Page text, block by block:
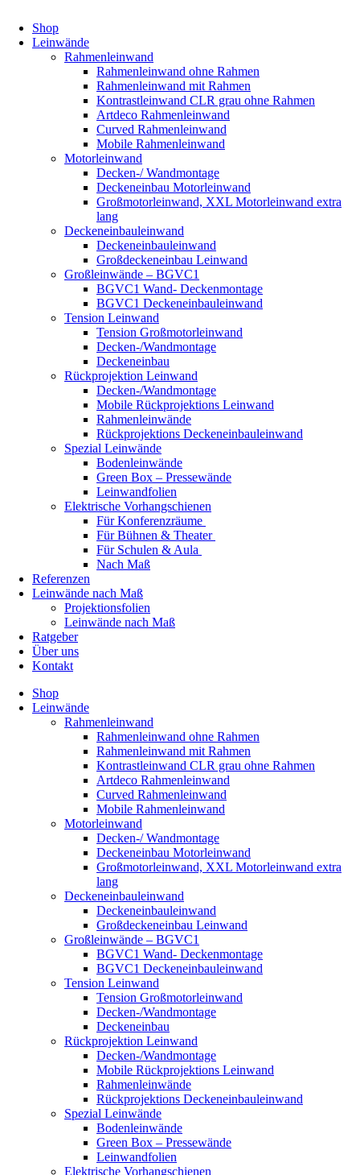
Shop
Leinwände
Rahmenleinwand
Rahmenleinwand ohne Rahmen
Rahmenleinwand mit Rahmen
Kontrastleinwand CLR grau ohne Rahmen
Artdeco Rahmenleinwand
Curved Rahmenleinwand
Mobile Rahmenleinwand
Motorleinwand
Decken-/ Wandmontage
Deckeneinbau Motorleinwand
Großmotorleinwand, XXL Motorleinwand extra
lang
Deckeneinbauleinwand
Deckeneinbauleinwand
Großdeckeneinbau Leinwand
Großleinwände – BGVC1
BGVC1 Wand- Deckenmontage
BGVC1 Deckeneinbauleinwand
Tension Leinwand
Tension Großmotorleinwand
Decken-/Wandmontage
Deckeneinbau
Rückprojektion Leinwand
Decken-/Wandmontage
Mobile Rückprojektions Leinwand
Rahmenleinwände
Rückprojektions Deckeneinbauleinwand
Spezial Leinwände
Bodenleinwände
Green Box – Pressewände
Leinwandfolien
Elektrische Vorhangschienen
Für Konferenzräume
Für Bühnen & Theater
Für Schulen & Aula
Nach Maß
Referenzen
Leinwände nach Maß
Projektionsfolien
Leinwände nach Maß
Ratgeber
Über uns
Kontakt
Shop
Leinwände
Rahmenleinwand
Rahmenleinwand ohne Rahmen
Rahmenleinwand mit Rahmen
Kontrastleinwand CLR grau ohne Rahmen
Artdeco Rahmenleinwand
Curved Rahmenleinwand
Mobile Rahmenleinwand
Motorleinwand
Decken-/ Wandmontage
Deckeneinbau Motorleinwand
Großmotorleinwand, XXL Motorleinwand extra
lang
Deckeneinbauleinwand
Deckeneinbauleinwand
Großdeckeneinbau Leinwand
Großleinwände – BGVC1
BGVC1 Wand- Deckenmontage
BGVC1 Deckeneinbauleinwand
Tension Leinwand
Tension Großmotorleinwand
Decken-/Wandmontage
Deckeneinbau
Rückprojektion Leinwand
Decken-/Wandmontage
Mobile Rückprojektions Leinwand
Rahmenleinwände
Rückprojektions Deckeneinbauleinwand
Spezial Leinwände
Bodenleinwände
Green Box – Pressewände
Leinwandfolien
Elektrische Vorhangschienen